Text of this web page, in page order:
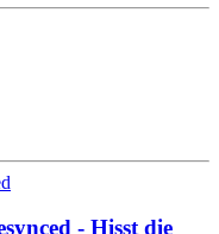
- Hisst die